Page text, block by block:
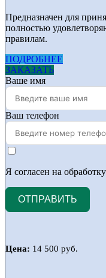
Предназначен для
полностью
правилам.
ПОДРОБНЕЕ
ЗАКАЗАТЬ
Ваше имя
Ваш телефон
Я согласен на обработку
ОТПРАВИТЬ
Цена: 14 500 руб.